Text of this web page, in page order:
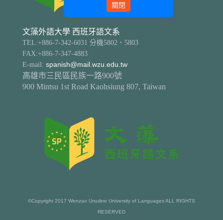
文藻外語大學 西班牙語文系
TEL:+886-7-342-6031 分機5802、5803
FAX:+886-7-347-4883
E-mail: spanish@mail.wzu.edu.tw
高雄市三民區民族一路900號
900 Mintsu 1st Road Kaohsiung 807, Taiwan
©Copyright 2017 Wenzao Ursuline University of Languages ALL RIGHTS
RESERVED
關閉